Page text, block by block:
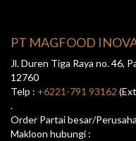
PT MAGFOOD
Jl. Duren Tiga Raya no. 46,
12760
Telp : +6221-791 93162
.
Order Partai besar/
Makloon hubungi :